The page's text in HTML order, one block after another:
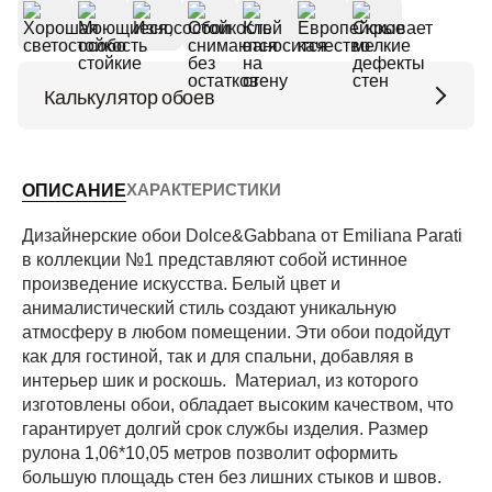
Калькулятор обоев
Периметр комнаты (м)
Рассчитать
ОПИСАНИЕХАРАКТЕРИСТИКИ
Дизайнерские обои Dolce&Gabbana от Emiliana Parati
в коллекции №1 представляют собой истинное
произведение искусства. Белый цвет и
анималистический стиль создают уникальную
атмосферу в любом помещении. Эти обои подойдут
как для гостиной, так и для спальни, добавляя в
интерьер шик и роскошь. Материал, из которого
изготовлены обои, обладает высоким качеством, что
гарантирует долгий срок службы изделия. Размер
рулона 1,06*10,05 метров позволит оформить
большую площадь стен без лишних стыков и швов.